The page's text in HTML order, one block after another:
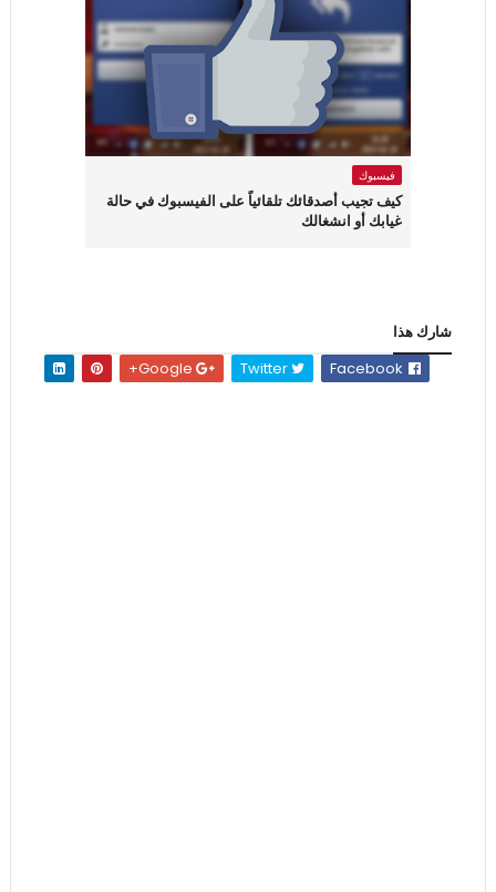
فيسبوك
كيف تجيب أصدقائك تلقائياً على الفيسبوك في حالة
غيابك أو انشغالك
شارك هذا
Twitter